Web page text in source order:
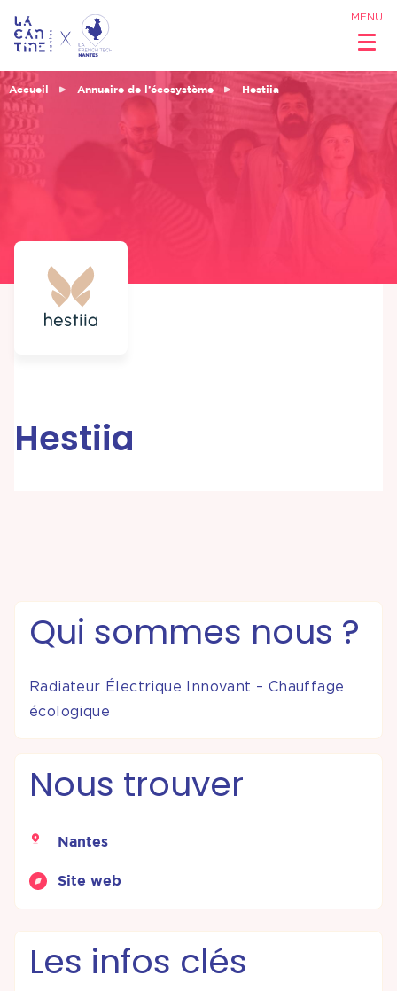
MENU
Qui sommes
Réseau &
Opportunités
Partenariats &
& Services
Accueil Annuaire de l’écosystème Hestiia
Hestiia
Qui sommes nous ?
Radiateur Électrique Innovant – Chauffage
écologique
Nous trouver
Nantes
Site web
Les infos clés